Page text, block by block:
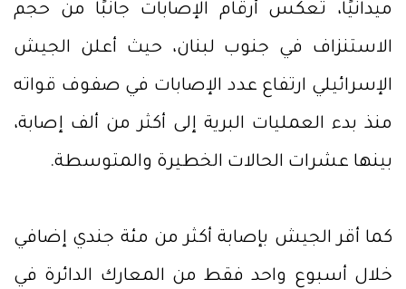
ميدانيًا، تعكس أرقام الإصابات جانبًا من حجم
الاستنزاف في جنوب لبنان، حيث أعلن الجيش
الإسرائيلي ارتفاع عدد الإصابات في صفوف قواته
منذ بدء العمليات البرية إلى أكثر من ألف إصابة،
بينها عشرات الحالات الخطيرة والمتوسطة.
كما أقر الجيش بإصابة أكثر من مئة جندي إضافي
خلال أسبوع واحد فقط من المعارك الدائرة في